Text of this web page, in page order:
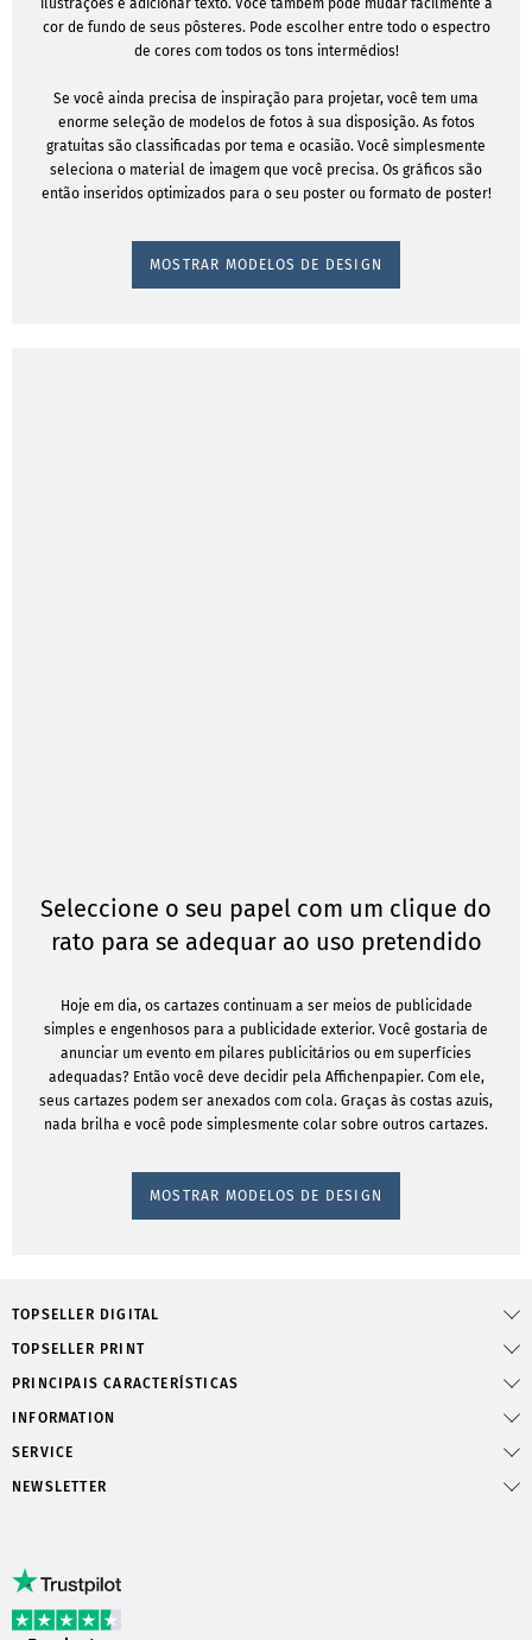
ilustrações e adicionar texto. Você também pode mudar facilmente a
cor de fundo de seus pôsteres. Pode escolher entre todo o espectro
de cores com todos os tons intermédios!
Se você ainda precisa de inspiração para projetar, você tem uma
enorme seleção de modelos de fotos à sua disposição. As fotos
gratuitas são classificadas por tema e ocasião. Você simplesmente
seleciona o material de imagem que você precisa. Os gráficos são
então inseridos optimizados para o seu poster ou formato de poster!
MOSTRAR MODELOS DE DESIGN
Seleccione o seu papel com um clique do
rato para se adequar ao uso pretendido
Hoje em dia, os cartazes continuam a ser meios de publicidade
simples e engenhosos para a publicidade exterior. Você gostaria de
anunciar um evento em pilares publicitários ou em superfícies
adequadas? Então você deve decidir pela Affichenpapier. Com ele,
seus cartazes podem ser anexados com cola. Graças às costas azuis,
nada brilha e você pode simplesmente colar sobre outros cartazes.
MOSTRAR MODELOS DE DESIGN
TOPSELLER DIGITAL
TOPSELLER PRINT
PRINCIPAIS CARACTERÍSTICAS
INFORMATION
SERVICE
NEWSLETTER